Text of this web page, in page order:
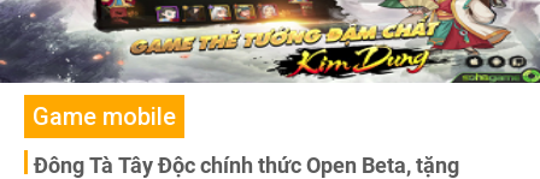
Game mobile
Đông Tà Tây Độc chính thức Open Beta, tặng